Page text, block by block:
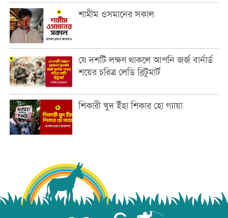
শামীম ওসমানের সকাল
যে দশটি লক্ষণ থাকলে আপনি জর্জ বার্নার্ড
শয়ের চরিত্র লেডি ব্রিটুমার্ট
শিকারী খুদ ইঁহা শিকার হো গ্যায়া